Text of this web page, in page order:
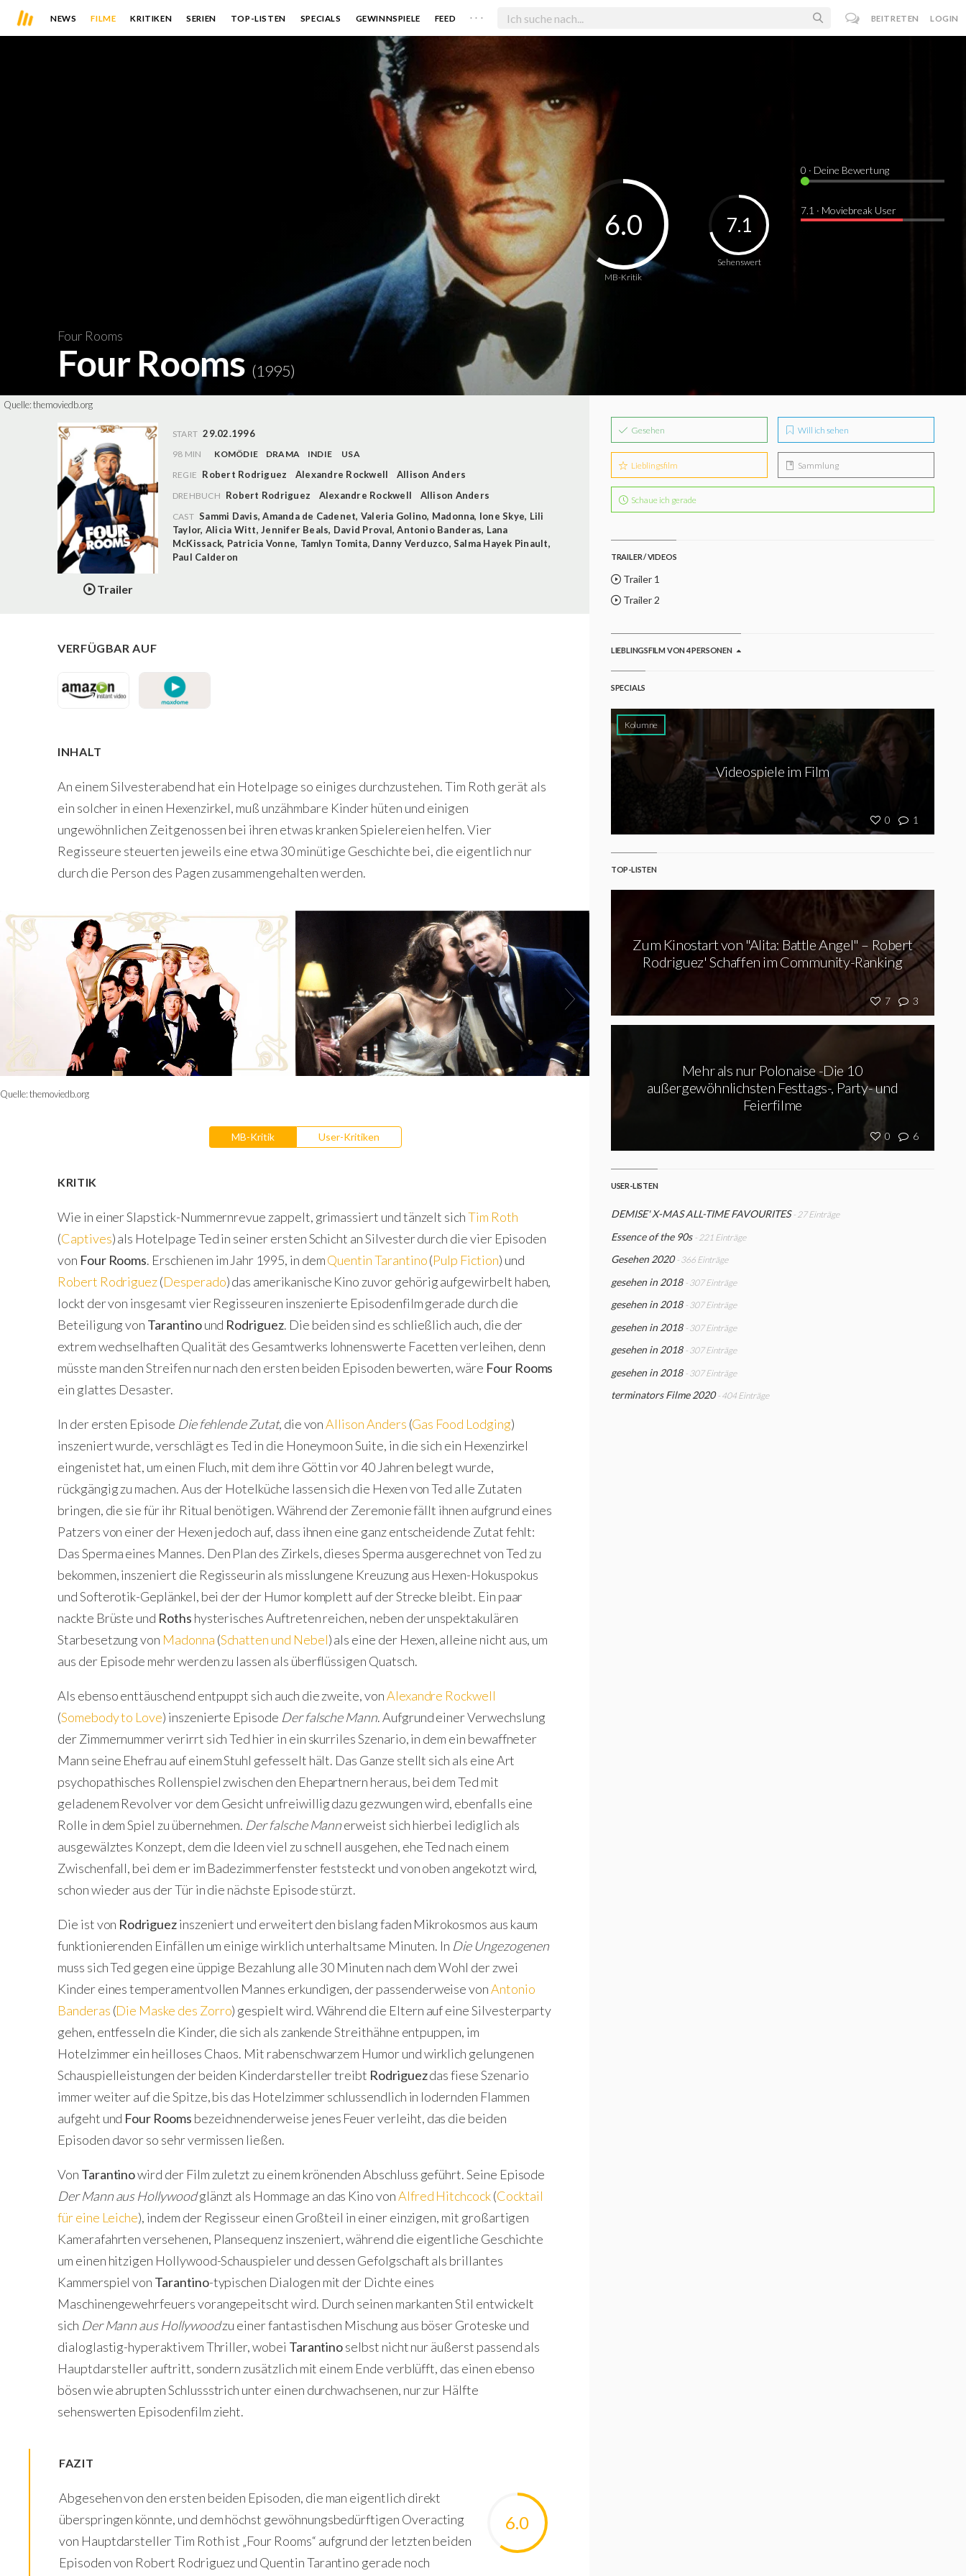
NEWS FILME KRITIKEN SERIEN TOP-LISTEN SPECIALS GEWINNSPIELE FEED . . . BEITRETEN LOGIN
Four Rooms
Four Rooms(1995)
MB-Kritik
6.0
Sehenswert
7.1
0 · Deine Bewertung
7.1 · Moviebreak User
Quelle:themoviedb.org
Trailer
START 29.02.1996
98 MIN KOMÖDIE DRAMA INDIE
USA
REGIE Robert Rodriguez Alexandre Rockwell Allison Anders
DREHBUCH Robert Rodriguez Alexandre Rockwell Allison Anders
CAST Sammi Davis,Amanda de Cadenet, Valeria Golino, Madonna, Ione Skye, Lili
Taylor, Alicia Witt,Jennifer Beals, David Proval,Antonio Banderas, Lana
McKissack, Patricia Vonne, Tamlyn Tomita, Danny Verduzco, Salma Hayek Pinault,
Paul Calderon
VERFÜGBAR AUF
INHALT
An einem Silvesterabend hat ein Hotelpage so einiges durchzustehen. Tim Roth gerät als
ein solcher in einen Hexenzirkel, muß unzähmbare Kinder hüten und einigen
ungewöhnlichen Zeitgenossen bei ihren etwas kranken Spielereien helfen. Vier
Regisseure steuerten jeweils eine etwa 30 minütige Geschichte bei, die eigentlich nur
durch die Person des Pagen zusammengehalten werden.
Quelle:themoviedb.org
MB-Kritik User-Kritiken
KRITIK
Wie in einer Slapstick-Nummernrevue zappelt, grimassiert und tänzelt sichTim Roth
(Captives) als Hotelpage Ted in seiner ersten Schicht an Silvester durch die vier Episoden
von Four Rooms. Erschienen im Jahr 1995, in demQuentin Tarantino(Pulp Fiction) und
Robert Rodriguez(Desperado) das amerikanische Kino zuvor gehörig aufgewirbelt haben,
lockt der von insgesamt vier Regisseuren inszenierte Episodenfilm gerade durch die
Beteiligung von Tarantinound Rodriguez. Die beiden sind es schließlich auch, die der
extrem wechselhaften Qualität des Gesamtwerks lohnenswerte Facetten verleihen, denn
müsste man den Streifen nur nach den ersten beiden Episoden bewerten, wäre Four Rooms
ein glattes Desaster.
In der ersten Episode Die fehlende Zutat, die vonAllison Anders (Gas Food Lodging)
inszeniert wurde, verschlägt es Ted in die Honeymoon Suite, in die sich ein Hexenzirkel
eingenistet hat, um einen Fluch, mit dem ihre Göttin vor 40 Jahren belegt wurde,
rückgängig zu machen. Aus der Hotelküche lassen sich die Hexen von Ted alle Zutaten
bringen, die sie für ihr Ritual benötigen. Während der Zeremonie fällt ihnen aufgrund eines
Patzers von einer der Hexen jedoch auf, dass ihnen eine ganz entscheidende Zutat fehlt:
Das Sperma eines Mannes. Den Plan des Zirkels, dieses Sperma ausgerechnet von Ted zu
bekommen, inszeniert die Regisseurin als misslungene Kreuzung aus Hexen-Hokuspokus
und Softerotik-Geplänkel, bei der der Humor komplett auf der Strecke bleibt. Ein paar
nackte Brüste und Roths hysterisches Auftreten reichen, neben der unspektakulären
Starbesetzung von Madonna (Schatten und Nebel) als eine der Hexen, alleine nicht aus, um
aus der Episode mehr werden zu lassen als überflüssigen Quatsch.
Als ebenso enttäuschend entpuppt sich auch die zweite, vonAlexandre Rockwell
(Somebody to Love) inszenierte Episode Der falsche Mann. Aufgrund einer Verwechslung
der Zimmernummer verirrt sich Ted hier in ein skurriles Szenario, in dem ein bewaffneter
Mann seine Ehefrau auf einem Stuhl gefesselt hält. Das Ganze stellt sich als eine Art
psychopathisches Rollenspiel zwischen den Ehepartnern heraus, bei dem Ted mit
geladenem Revolver vor dem Gesicht unfreiwillig dazu gezwungen wird, ebenfalls eine
Rolle in dem Spiel zu übernehmen. Der falsche Mannerweist sich hierbei lediglich als
ausgewälztes Konzept, dem die Ideen viel zu schnell ausgehen, ehe Ted nach einem
Zwischenfall, bei dem er im Badezimmerfenster feststeckt und von oben angekotzt wird,
schon wieder aus der Tür in die nächste Episode stürzt.
Die ist von Rodriguezinszeniert und erweitert den bislang faden Mikrokosmos aus kaum
funktionierenden Einfällen um einige wirklich unterhaltsame Minuten. In Die Ungezogenen
muss sich Ted gegen eine üppige Bezahlung alle 30 Minuten nach dem Wohl der zwei
Kinder eines temperamentvollen Mannes erkundigen, der passenderweise vonAntonio
Banderas (Die Maske des Zorro) gespielt wird. Während die Eltern auf eine Silvesterparty
gehen, entfesseln die Kinder, die sich als zankende Streithähne entpuppen, im
Hotelzimmer ein heilloses Chaos. Mit rabenschwarzem Humor und wirklich gelungenen
Schauspielleistungen der beiden Kinderdarsteller treibt Rodriguezdas fiese Szenario
immer weiter auf die Spitze, bis das Hotelzimmer schlussendlich in lodernden Flammen
aufgeht und Four Rooms bezeichnenderweise jenes Feuer verleiht, das die beiden
Episoden davor so sehr vermissen ließen.
Von Tarantinowird der Film zuletzt zu einem krönenden Abschluss geführt. Seine Episode
Der Mann aus Hollywoodglänzt als Hommage an das Kino vonAlfred Hitchcock(Cocktail
für eine Leiche), indem der Regisseur einen Großteil in einer einzigen, mit großartigen
Kamerafahrten versehenen, Plansequenz inszeniert, während die eigentliche Geschichte
um einen hitzigen Hollywood-Schauspieler und dessen Gefolgschaft als brillantes
Kammerspiel von Tarantino-typischen Dialogen mit der Dichte eines
Maschinengewehrfeuers vorangepeitscht wird. Durch seinen markanten Stil entwickelt
sich Der Mann aus Hollywoodzu einer fantastischen Mischung aus böser Groteske und
dialoglastig-hyperaktivem Thriller, wobei Tarantinoselbst nicht nur äußerst passend als
Hauptdarsteller auftritt, sondern zusätzlich mit einem Ende verblüfft, das einen ebenso
bösen wie abrupten Schlussstrich unter einen durchwachsenen, nur zur Hälfte
sehenswerten Episodenfilm zieht.
FAZIT
6.0
Abgesehen von den ersten beiden Episoden, die man eigentlich direkt
überspringen könnte, und dem höchst gewöhnungsbedürftigen Overacting
von Hauptdarsteller Tim Roth ist „Four Rooms“ aufgrund der letzten beiden
Episoden von Robert Rodriguez und Quentin Tarantino gerade noch
Gesehen Will ich sehen
Lieblingsfilm Sammlung
Schaue ich gerade
TRAILER / VIDEOS
Trailer 1
Trailer 2
LIEBLINGSFILM VON 4 PERSONEN
SPECIALS
Kolumne
0 1
Videospiele im Film
TOP-LISTEN
7 3
Zum Kinostart von "Alita: Battle Angel" – Robert
Rodriguez' Schaffen im Community-Ranking
0 6
Mehr als nur Polonaise -Die 10
außergewöhnlichsten Festtags-, Party- und
Feierfilme
USER-LISTEN
DEMISE' X-MAS ALL-TIME FAVOURITES - 27 Einträge
Essence of the 90s - 221 Einträge
Gesehen 2020 - 366 Einträge
gesehen in 2018 - 307 Einträge
gesehen in 2018 - 307 Einträge
gesehen in 2018 - 307 Einträge
gesehen in 2018 - 307 Einträge
gesehen in 2018 - 307 Einträge
terminators Filme 2020 - 404 Einträge